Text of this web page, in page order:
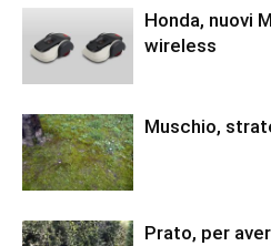
Honda, nuovi
wireless
Muschio,
Prato, per